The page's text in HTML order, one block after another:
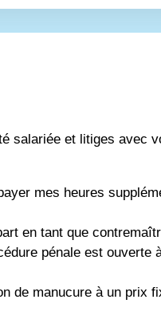
salariée et litiges avec
mes heures
en tant que
pénale est ouverte
de manucure à un prix